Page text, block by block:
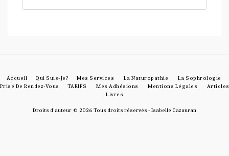
Accueil Qui Suis-Je? Mes Services La Naturopathie
La Sophrologie
Prise De Rendez-Vous
TARIFS Mes Adhésions Mentions Légales
Articles
Livres
Droits d'auteur © 2026 Tous droits réservés - Isabelle Cazauran